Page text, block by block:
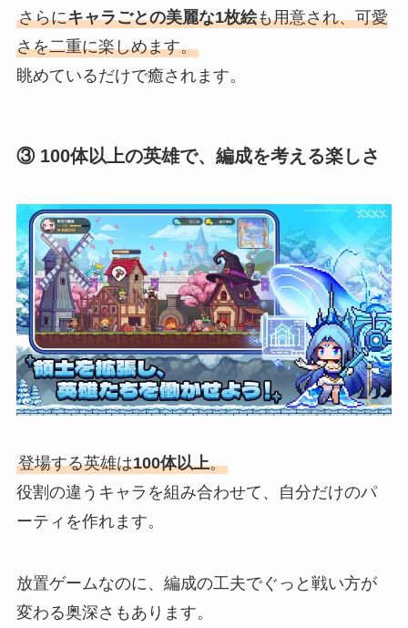
さらにキャラごとの美麗な1枚絵も用意され、可愛
さを二重に楽しめます。
眺めているだけで癒されます。
③ 100体以上の英雄で、編成を考える楽しさ
登場する英雄は100体以上。
役割の違うキャラを組み合わせて、自分だけのパ
ーティを作れます。
放置ゲームなのに、編成の工夫でぐっと戦い方が
変わる奥深さもあります。